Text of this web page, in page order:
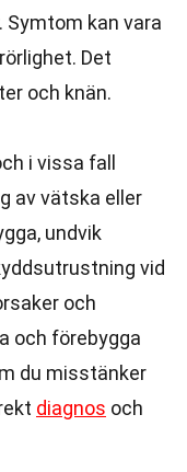
Symtom kan vara
Det
och knän.
i vissa fall
av vätska eller
undvik
vid
och
och förebygga
du misstänker
diagnos och